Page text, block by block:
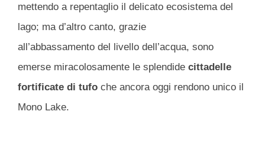
mettendo a repentaglio il delicato ecosistema del
lago; ma d’altro canto, grazie
all’abbassamento del livello dell’acqua, sono
emerse miracolosamente le splendide cittadelle
fortificate di tufo che ancora oggi rendono unico il
Mono Lake.